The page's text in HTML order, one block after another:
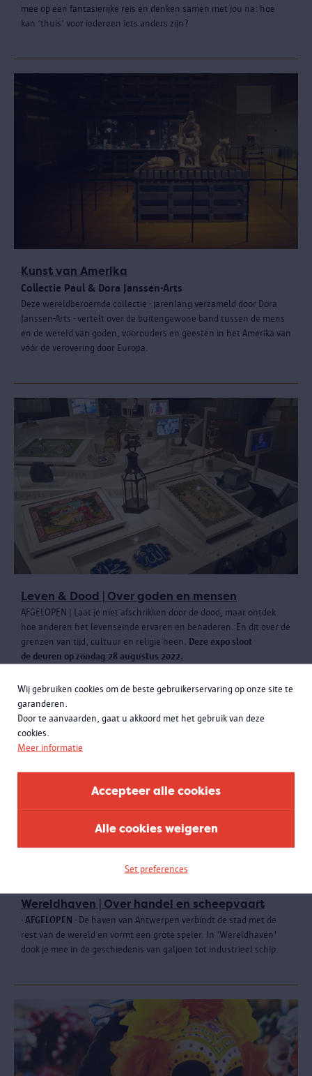
Wij gebruiken cookies om de beste gebruikerservaring op onze site te
garanderen.
Door te aanvaarden, gaat u akkoord met het gebruik van deze
cookies.
Meer informatie
Accepteer alle cookies
Alle cookies weigeren
Set preferences
mee op een fantasierijke reis en denken samen met jou na: hoe
kan ‘thuis’ voor iedereen iets anders zijn?
Kunst van Amerika
Collectie Paul & Dora Janssen-Arts
Deze wereldberoemde collectie - jarenlang verzameld door Dora
Janssen-Arts - vertelt over de buitengewone band tussen de mens
en de wereld van goden, voorouders en geesten in het Amerika van
vóór de verovering door Europa.
Leven & Dood | Over goden en mensen
AFGELOPEN | Laat je niet afschrikken door de dood, maar ontdek
hoe anderen het levenseinde ervaren en benaderen. En dit over de
grenzen van tijd, cultuur en religie heen.
Deze expo sloot
de deuren op zondag 28 augustus 2022.
Wereldhaven | Over handel en scheepvaart
- AFGELOPEN - De haven van Antwerpen verbindt de stad met de
rest van de wereld en vormt een grote speler. In 'Wereldhaven'
dook je mee in de geschiedenis van galjoen tot industrieel schip.